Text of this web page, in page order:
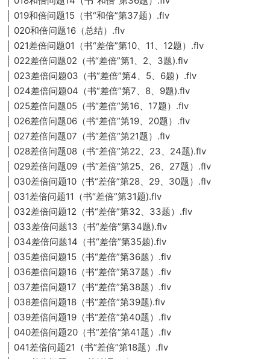
│ 019和倍问题15（书“和倍”第37题）.flv
│ 020和倍问题16（总结）.flv
│ 021差倍问题01（书“差倍”第10、11、12题）.flv
│ 022差倍问题02（书“差倍”第1、2、3题).flv
│ 023差倍问题03（书“差倍”第4、5、6题）.flv
│ 024差倍问题04（书“差倍”第7、8、9题).flv
│ 025差倍问题05（书“差倍”第16、17题）.flv
│ 026差倍问题06（书“差倍”第19、20题）.flv
│ 027差倍问题07（书“差倍”第21题）.flv
│ 028差倍问题08（书“差倍”第22、23、24题).flv
│ 029差倍问题09（书“差倍”第25、26、27题）.flv
│ 030差倍问题10（书“差倍”第28、29、30题）.flv
│ 031差倍问题11（书“差倍”第31题).flv
│ 032差倍问题12（书“差倍”第32、33题）.flv
│ 033差倍问题13（书“差倍”第34题).flv
│ 034差倍问题14（书“差倍”第35题).flv
│ 035差倍问题15（书“差倍”第36题）.flv
│ 036差倍问题16（书“差倍”第37题）.flv
│ 037差倍问题17（书“差倍”第38题）.flv
│ 038差倍问题18（书“差倍”第39题).flv
│ 039差倍问题19（书“差倍”第40题）.flv
│ 040差倍问题20（书“差倍”第41题）.flv
│ 041差倍问题21（书“差倍”第18题）.flv